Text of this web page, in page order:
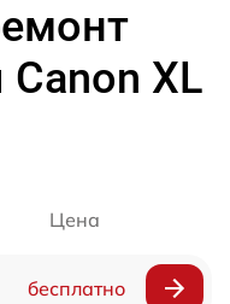
XL
Цена
бесплатно